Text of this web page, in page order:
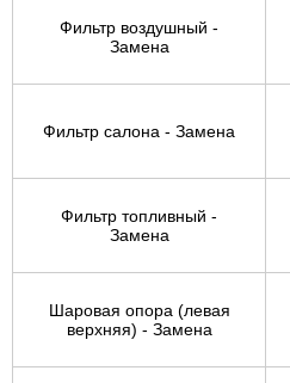
Фильтр воздушный -
Замена
Фильтр салона - Замена
Фильтр топливный -
Замена
Шаровая опора (левая
верхняя) - Замена